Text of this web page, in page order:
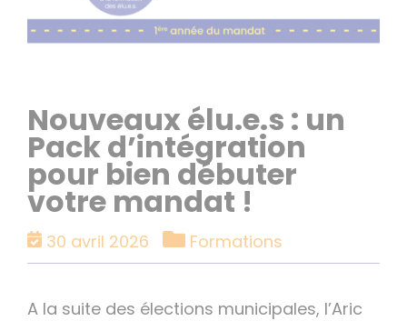
Nouveaux élu.e.s : un
Pack d’intégration
pour bien débuter
votre mandat !
30 avril 2026 Catégories
Formations
A la suite des élections municipales, l’Aric